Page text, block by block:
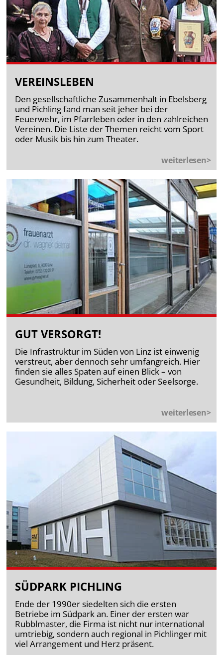
VEREINSLEBEN
Den gesellschaftliche Zusammenhalt in Ebelsberg
und Pichling fand man seit jeher bei der
Feuerwehr, im Pfarrleben oder in den zahlreichen
Vereinen. Die Liste der Themen reicht vom Sport
oder Musik bis hin zum Theater.
weiterlesen>
GUT VERSORGT!
Die Infrastruktur im Süden von Linz ist einwenig
verstreut, aber dennoch sehr umfangreich. Hier
finden sie alles Spaten auf einen Blick – von
Gesundheit, Bildung, Sicherheit oder Seelsorge.
weiterlesen>
SÜDPARK PICHLING
Ende der 1990er siedelten sich die ersten
Betriebe im Südpark an. Einer der ersten war
Rubblmaster, die Firma ist nicht nur international
umtriebig, sondern auch regional in Pichlinger mit
viel Arrangement und Herz präsent.